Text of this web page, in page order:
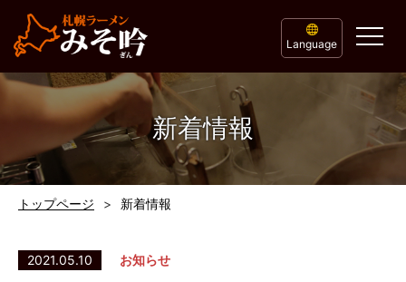
Language
新着情報
トップページ 新着情報
2021.05.10 お知らせ